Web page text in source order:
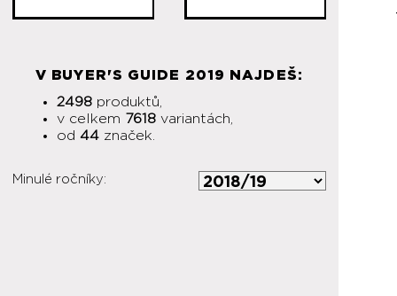
V BUYER'S GUIDE 2019 NAJDEŠ:
2498 produktů,
v celkem 7618 variantách,
od 44 značek.
Minulé ročníky: